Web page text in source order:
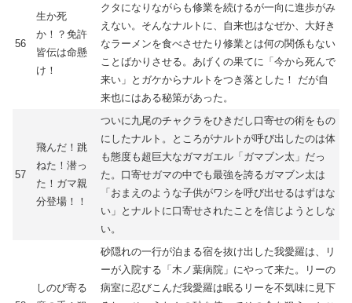
56
生か死
か！？免許
皆伝は命懸
け！
クタになりながらも修業を続けるが一向に進歩がみ
えない。そんなナルトに、自来也はなぜか、大好き
なラーメンを食べさせたり修業とは何の関係もない
ことばかりさせる。あげくの果てに「今から死んで
来い」とガケからナルトをつき落とした！ だが自
来也にはある秘策があった。
57
飛んだ！跳
ねた！潜っ
た！ガマ親
分登場！！
ついに九尾のチャクラをひきだし口寄せの術をもの
にしたナルト。ところがナルトが呼び出したのは体
も態度も超巨大なガマガエル「ガマブン太」だっ
た。口寄せガマの中でも最強を誇るガマブン太は
「おまえのような子供がワシを呼び出せるはずはな
い」とナルトに口寄せされたことを信じようとしな
い。
しのび寄る
砂隠れの一行が泊まる宿を抜け出した我愛羅は、リ
ーが入院する「木ノ葉病院」にやって来た。リーの
病室に忍びこんだ我愛羅は眠るリーを不気味に見下